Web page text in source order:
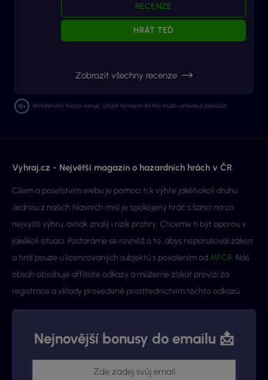
RECENZE
HRÁT TEĎ
Zobrazit všechny recenze
Ministerstvo financí varuje: Účastí na hazardní hře může vzniknout závislost.
Vyhraj.cz - Největší magazín o hazardních hrách v ČR
Cílem a poselstvím webu je pomoci ti k výhře jakéhokoli druhu.
Jednou z našich hlavních misí je spokojený hráč s šancí na co
nejvyšší výhru, avšak znalý i rizik prohry. Chceme ti být oporou v
jakékoli situaci. Postaráme se rovněž o to, abys neporušoval zákon
a hrál pouze u licencovaných subjektů s povolením od MFČR. Náš
obsah obsahuje affiliate odkazy a můžeme získat provizi za
registrace a vklady provedené prostřednictvím těchto odkazů.
Nejnovější bonusy do emailu 📩